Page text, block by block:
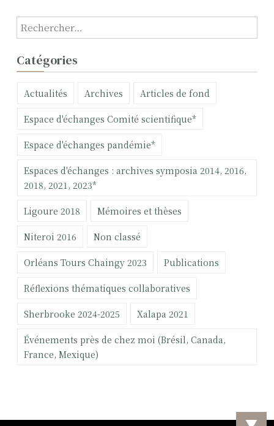
R
e
h
Catégories
Actualités Archives Articles de fond
Espace d'échanges Comité scientifique*
Espace d'échanges pandémie*
Espaces d'échanges : archives symposia 2014, 2016,
2018, 2021, 2023*
Ligoure 2018 Mémoires et thèses
Niteroi 2016 Non classé
Orléans Tours Chaingy 2023 Publications
Réflexions thématiques collaboratives
Sherbrooke 2024-2025 Xalapa 2021
Événements près de chez moi (Brésil, Canada,
France, Mexique)